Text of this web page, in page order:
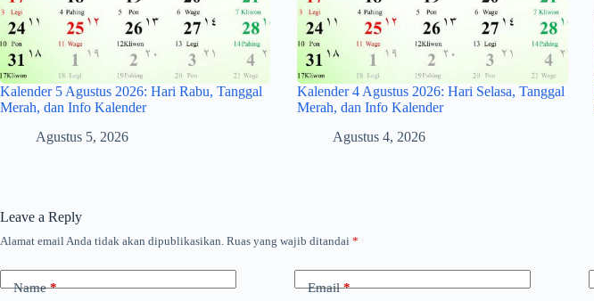
Kalender 5 Agustus 2026: Hari Rabu, Tanggal
Merah, dan Info Kalender
Agustus 5, 2026
Kalender 4 Agustus 2026: Hari Selasa, Tanggal
Merah, dan Info Kalender
Agustus 4, 2026
Leave a Reply
Alamat email Anda tidak akan dipublikasikan. Ruas yang wajib ditandai *
Name* Email*